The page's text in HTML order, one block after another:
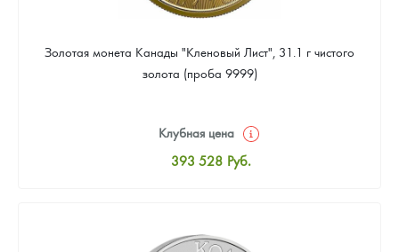
Золотая монета Канады "Кленовый Лист", 31.1 г чистого
золота (проба 9999)
Клубная цена
393 528 Руб.
Цена выкупа